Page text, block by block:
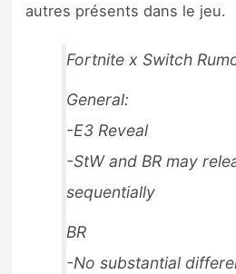
autres présents dans le jeu.
Fortnite x Switch
General:
-E3 Reveal
-StW and BR may
sequentially
BR
-No substantial